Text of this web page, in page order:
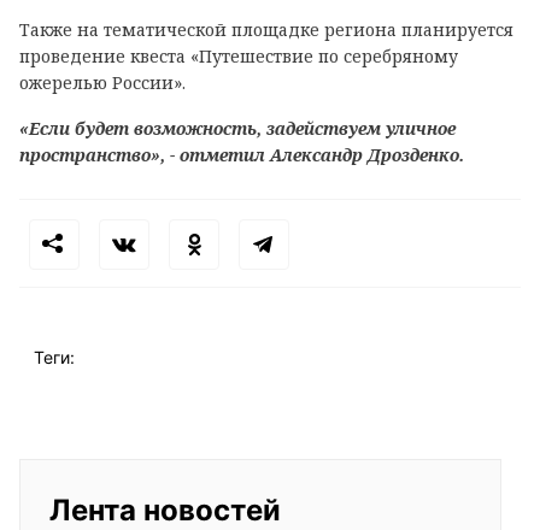
Также на тематической площадке региона планируется
проведение квеста «Путешествие по серебряному
ожерелью России».
«Если будет возможность, задействуем уличное
пространство», - отметил Александр Дрозденко.
Теги:
Лента новостей